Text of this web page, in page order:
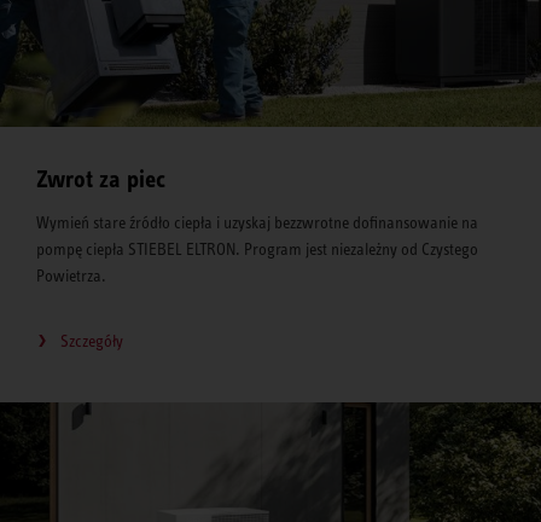
Zwrot za piec
Wymień stare źródło ciepła i uzyskaj bezzwrotne dofinansowanie na
pompę ciepła STIEBEL ELTRON. Program jest niezależny od Czystego
Powietrza.
Szczegóły